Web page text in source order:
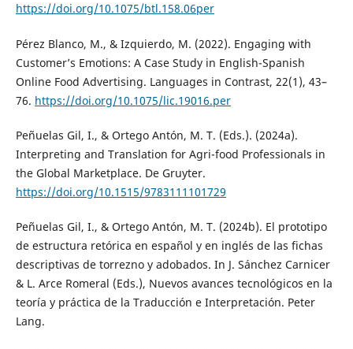
https://doi.org/10.1075/btl.158.06per
Pérez Blanco, M., & Izquierdo, M. (2022). Engaging with
Customer’s Emotions: A Case Study in English-Spanish
Online Food Advertising. Languages in Contrast, 22(1), 43–
76. https://doi.org/10.1075/lic.19016.per
Peñuelas Gil, I., & Ortego Antón, M. T. (Eds.). (2024a).
Interpreting and Translation for Agri-food Professionals in
the Global Marketplace. De Gruyter.
https://doi.org/10.1515/9783111101729
Peñuelas Gil, I., & Ortego Antón, M. T. (2024b). El prototipo
de estructura retórica en español y en inglés de las fichas
descriptivas de torrezno y adobados. In J. Sánchez Carnicer
& L. Arce Romeral (Eds.), Nuevos avances tecnológicos en la
teoría y práctica de la Traducción e Interpretación. Peter
Lang.